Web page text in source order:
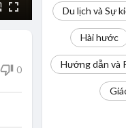
Du lịch và Sự
Hài hước
Hướng dẫn và
0